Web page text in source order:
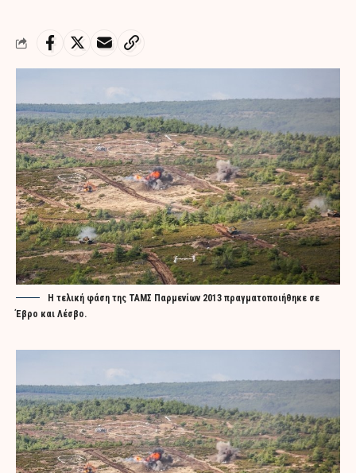
Η τελική φάση της ΤΑΜΣ Παρμενίων 2013 πραγματοποιήθηκε σε
Έβρο και Λέσβο.